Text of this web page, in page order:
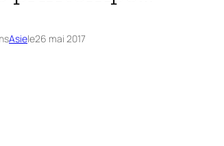
Asiele26 mai 2017